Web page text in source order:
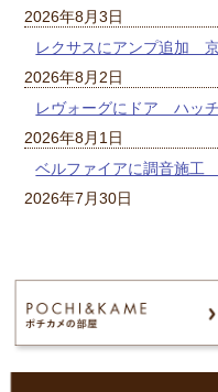
2026年8月3日
レクサスにアンプ追加
2026年8月2日
レヴォーグにドア ハッ
2026年8月1日
ベルファイアに調音施工
2026年7月30日